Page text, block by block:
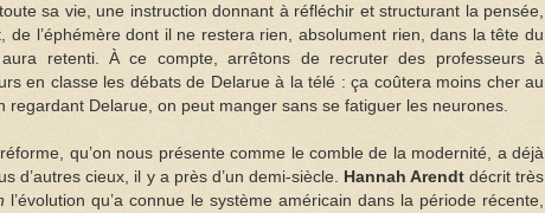
sa vie, une instruction donnant à réfléchir et structurant la pensée,
de l’éphémère dont il ne restera rien, absolument rien, dans la tête du
retenti. À ce compte, arrêtons de recruter des professeurs à
en classe les débats de Delarue à la télé : ça coûtera moins cher au
regardant Delarue, on peut manger sans se fatiguer les neurones.
qu’on nous présente comme le comble de la modernité, a déjà
d’autres cieux, il y a près d’un demi-siècle.
Hannah Arendtdécrit très
l’évolution qu’a connue le système américain dans la période récente,